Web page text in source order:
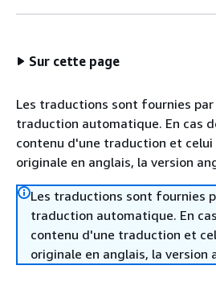
Sur cette page
Les traductions sont fournies
traduction automatique. En cas
contenu d'une traduction et celui
originale en anglais, la version
Les traductions sont fournies
traduction automatique. En
contenu d'une traduction et
originale en anglais, la version